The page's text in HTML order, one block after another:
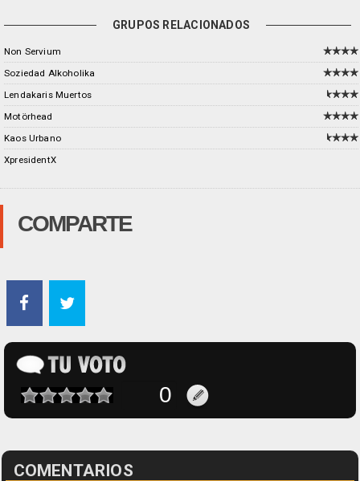
GRUPOS RELACIONADOS
Non Servium
Soziedad Alkoholika
Lendakaris Muertos
Motörhead
Kaos Urbano
XpresidentX
COMPARTE
COMENTARIOS